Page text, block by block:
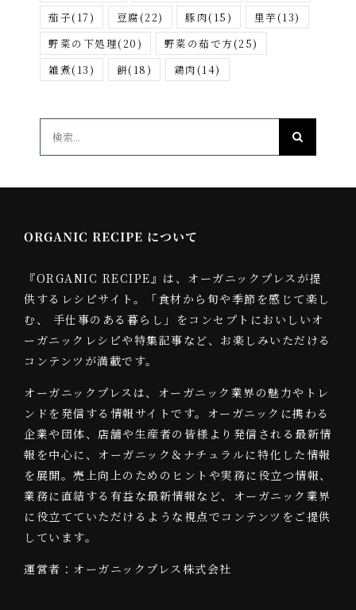
茄子(17) 豆腐(22) 豚肉(15) 里芋(13)
野菜の下処理(20) 野菜の茹で方(25)
雑煮(13) 餅(18) 鶏肉(14)
ORGANIC RECIPE について
『ORGANIC RECIPE』は、オーガニックプレスが提
供するレシピサイト。「食材から旬や季節を感じて楽し
む、 手仕事のある暮らし」をコンセプトにおいしいオ
ーガニックレシピや特集記事など、お楽しみいただける
コンテンツが満載です。
オーガニックプレスは、オーガニック業界の魅力やトレ
ンドを発信する情報サイトです。オーガニックに携わる
企業や団体、店舗や生産者の皆様より発信される最新情
報を中心に、オーガニック＆ナチュラルに特化した情報
を展開。売上向上のためのヒントや実務に役立つ情報、
業務に直結する有益な最新情報など、オーガニック業界
に役立てていただけるような視点でコンテンツをご提供
しています。
運営者：オーガニックプレス株式会社